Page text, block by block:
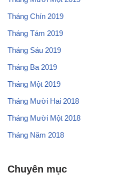
Tháng Chín 2019
Tháng Tám 2019
Tháng Sáu 2019
Tháng Ba 2019
Tháng Một 2019
Tháng Mười Hai 2018
Tháng Mười Một 2018
Tháng Năm 2018
Chuyên mục